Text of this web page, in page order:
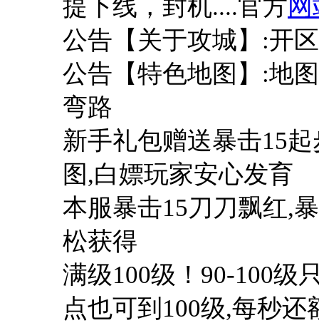
提下线，封机....官方
公告【关于攻城】:开
公告【特色地图】:地
弯路
新手礼包赠送暴击15
图,白嫖玩家安心发育
本服暴击15刀刀飘红,
松获得
满级100级！90-100级
点也可到100级,每秒还